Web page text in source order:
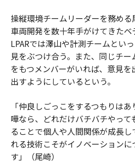
操縦環境チームリーダーを務める
車両開発を数十年手がけてきたベ
LPARでは澤山や計測チームとい
見をぶつけ合う。また、同じチ
をもつメンバーがいれば、意見を
出すようにしているという。
「仲良しごっこをするつもりは
嘩なら、どれだけバチバチやっ
ることで個人や人間関係が成長
れる技術こそがイノベーション
す」（尾崎）